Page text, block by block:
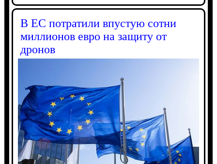
В ЕС потратили впустую сотни
миллионов евро на защиту от
дронов